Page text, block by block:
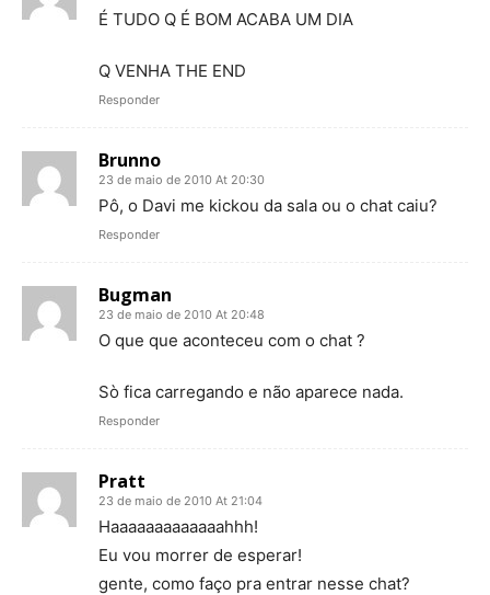
É TUDO Q É BOM ACABA UM DIA
Q VENHA THE END
Responder
Brunno
23 de maio de 2010 At 20:30
Pô, o Davi me kickou da sala ou o chat caiu?
Responder
Bugman
23 de maio de 2010 At 20:48
O que que aconteceu com o chat ?
Sò fica carregando e não aparece nada.
Responder
Pratt
23 de maio de 2010 At 21:04
Haaaaaaaaaaaaahhh!
Eu vou morrer de esperar!
gente, como faço pra entrar nesse chat?